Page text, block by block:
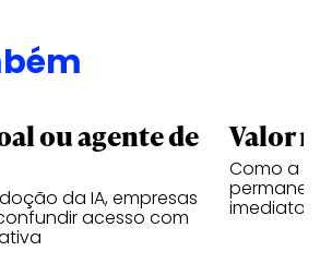
ou agente de
da IA, empresas
acesso com
Valor
Como a
imediatos